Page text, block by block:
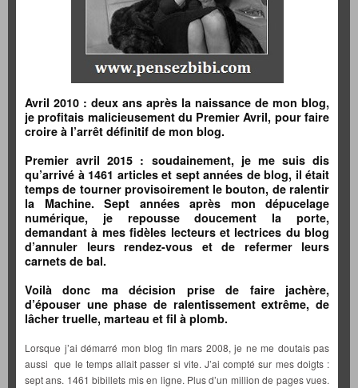
Avril 2010 : deux ans après la naissance de mon blog,
je profitais malicieusement du Premier Avril, pour faire
croire à l’arrêt définitif de mon blog.
Premier avril 2015 : soudainement, je me suis dis
qu’arrivé à 1461 articles et sept années de blog, il était
temps de tourner provisoirement le bouton, de ralentir
la Machine. Sept années après mon dépucelage
numérique, je repousse doucement la porte,
demandant à mes fidèles lecteurs et lectrices du blog
d’annuler leurs rendez-vous et de refermer leurs
carnets de bal.
Voilà donc ma décision prise de faire jachère,
d’épouser une phase de ralentissement extrême, de
lâcher truelle, marteau et fil à plomb.
Lorsque j’ai démarré mon blog fin mars 2008, je ne me doutais pas
aussi que le temps allait passer si vite. J’ai compté sur mes doigts :
sept ans. 1461 bibillets mis en ligne. Plus d’un million de pages vues.